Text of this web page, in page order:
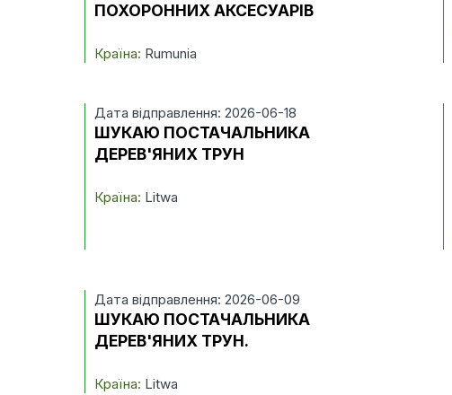
ПОХОРОННИХ АКСЕСУАРІВ
Країна: Rumunia
Дата відправлення: 2026-06-18
ШУКАЮ ПОСТАЧАЛЬНИКА
ДЕРЕВ'ЯНИХ ТРУН
Країна: Litwa
Дата відправлення: 2026-06-09
ШУКАЮ ПОСТАЧАЛЬНИКА
ДЕРЕВ'ЯНИХ ТРУН.
Країна: Litwa